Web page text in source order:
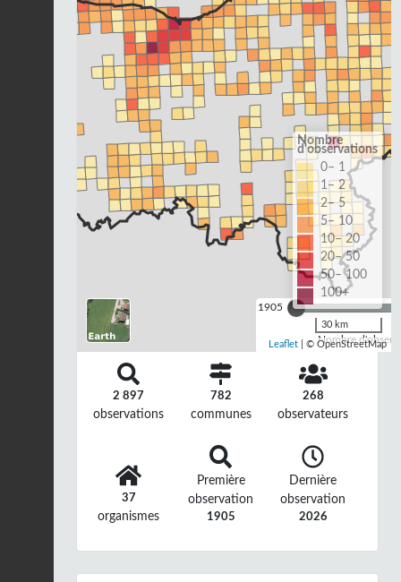
1905
Nombre
Nombre
d'observations
0– 1
1– 2
2– 5
5– 10
10– 20
20– 50
50– 100
100+
30 km
Leaflet | © OpenStreetMap
2 897
observations
782
communes
268
observateurs
37
organismes
Première
observation
1905
Dernière
observation
2026